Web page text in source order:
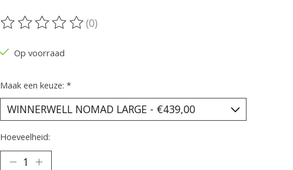
De beoordeling van dit product is
(0)
Op voorraad
Maak een keuze: *
Hoeveelheid: